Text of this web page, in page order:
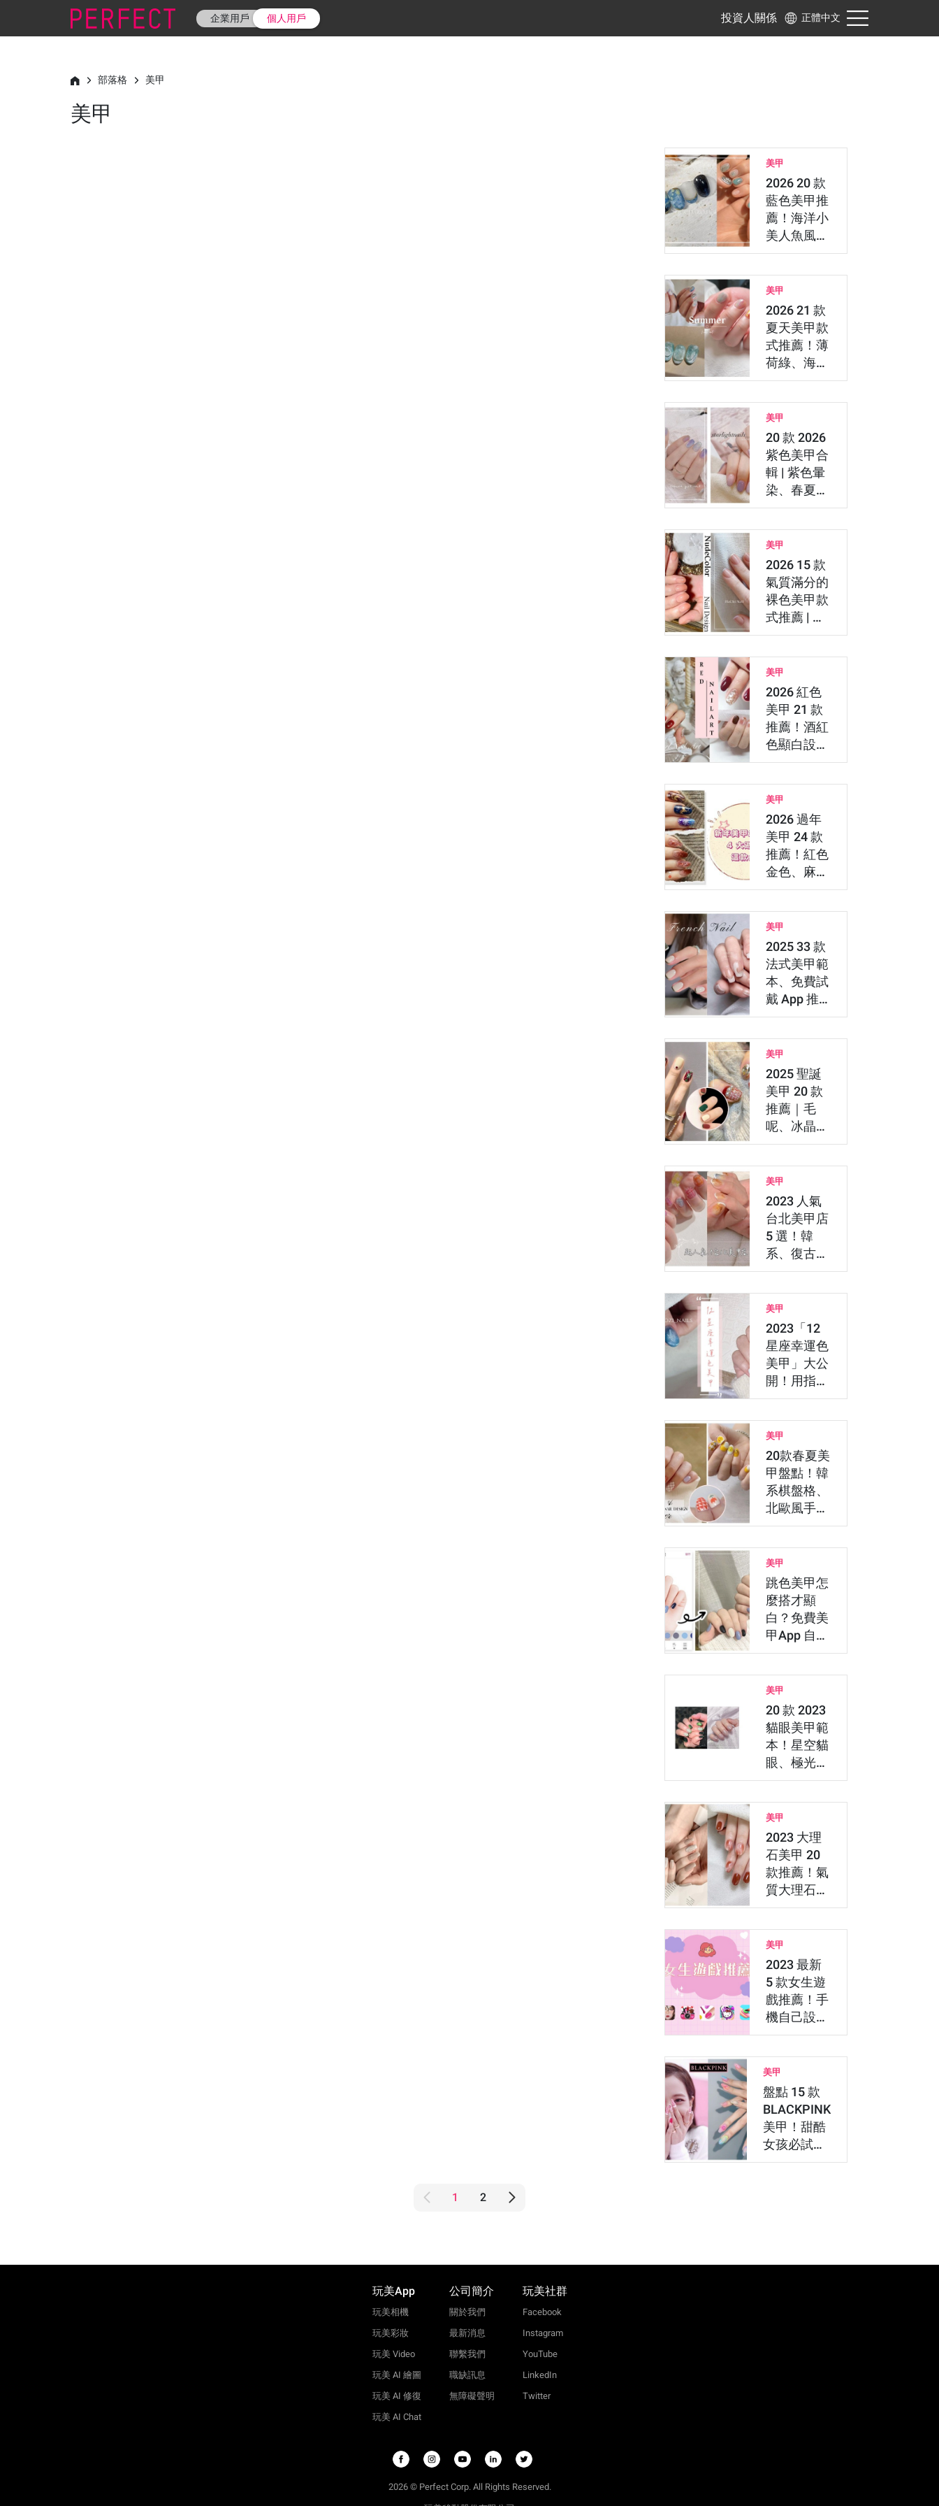
企業用戶 個人用戶 投資人關係 正體中文
部落格 美甲
美甲
美甲
2026 20 款
藍色美甲推
薦！海洋小
美人魚風、
水藍色暈
美甲
2026 21 款
夏天美甲款
式推薦！薄
荷綠、海洋
藍、跳色美
美甲
20 款 2026
紫色美甲合
輯 | 紫色暈
染、春夏粉
紫色，用美
美甲
2026 15 款
氣質滿分的
裸色美甲款
式推薦 | 用
App 秒看裸
美甲
2026 紅色
美甲 21 款
推薦！酒紅
色顯白設
計、高級貓
美甲
2026 過年
美甲 24 款
推薦！紅色
金色、麻
將、新年彩
美甲
2025 33 款
法式美甲範
本、免費試
戴 App 推
薦與顯白修
美甲
2025 聖誕
美甲 20 款
推薦｜毛
呢、冰晶雪
花、派對亮
美甲
2023 人氣
台北美甲店
5 選！韓
系、復古
風、仙氣美
有
美甲
2023「12
星座幸運色
美甲」大公
開！用指彩
顏色幫你帶
美甲
20款春夏美
甲盤點！韓
系棋盤格、
北歐風手繪
花，用美甲
美甲
跳色美甲怎
麼搭才顯
白？免費美
甲App 自己
搭配跳色美
美甲
20 款 2023
貓眼美甲範
本！星空貓
眼、極光晶
石，用美甲
美甲
2023 大理
石美甲 20
款推薦！氣
質大理石暈
染、深藍顯
美甲
2023 最新
5 款女生遊
戲推薦！手
機自己設計
美甲、試妝
美甲
盤點 15 款
BLACKPINK
美甲！甜酷
女孩必試
Y2K …
1 2
玩美App
玩美相機
玩美彩妝
玩美 Video
玩美 AI 繪圖
玩美 AI 修復
玩美 AI Chat
公司簡介
關於我們
最新消息
聯繫我們
職缺訊息
無障礙聲明
玩美社群
Facebook
Instagram
YouTube
LinkedIn
Twitter
2026 © Perfect Corp. All Rights Reserved.